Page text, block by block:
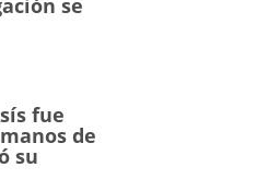
se
fue
de
su